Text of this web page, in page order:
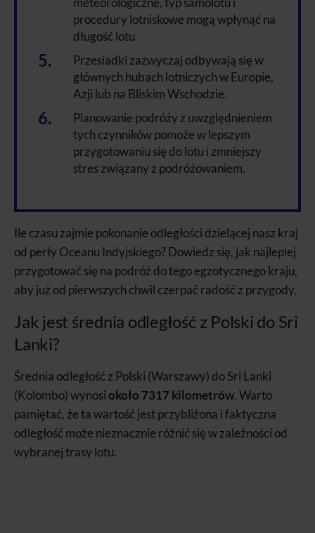
procedury lotniskowe mogą wpłynąć na
długość lotu.
Przesiadki zazwyczaj odbywają się w
głównych hubach lotniczych w Europie,
Azji lub na Bliskim Wschodzie.
Planowanie podróży z uwzględnieniem
tych czynników pomoże w lepszym
przygotowaniu się do lotu i zmniejszy
stres związany z podróżowaniem.
Ile czasu zajmie pokonanie odległości dzielącej nasz kraj
od perły Oceanu Indyjskiego? Dowiedz się, jak najlepiej
przygotować się na podróż do tego egzotycznego kraju,
aby już od pierwszych chwil czerpać radość z przygody.
Jak jest średnia odległość z Polski do Sri
Lanki?
Średnia odległość z Polski (Warszawy) do Sri Lanki
(Kolombo) wynosiokoło 7317 kilometrów. Warto
pamiętać, że ta wartość jest przybliżona i faktyczna
odległość może nieznacznie różnić się w zależności od
wybranej trasy lotu.